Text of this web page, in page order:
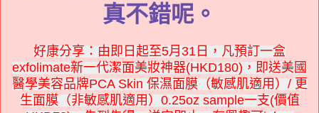
真不錯呢。
好康分享： 由即日起至5月31日，凡預訂一盒
exfolimate新一代潔面美妝神器(HKD180)，即送美國
醫學美容品牌PCA Skin 保濕面膜（敏感肌適用）/ 更
生面膜（非敏感肌適用）0.25oz sample一支(價值